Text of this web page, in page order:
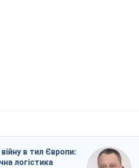
в тил Європи:
логістика